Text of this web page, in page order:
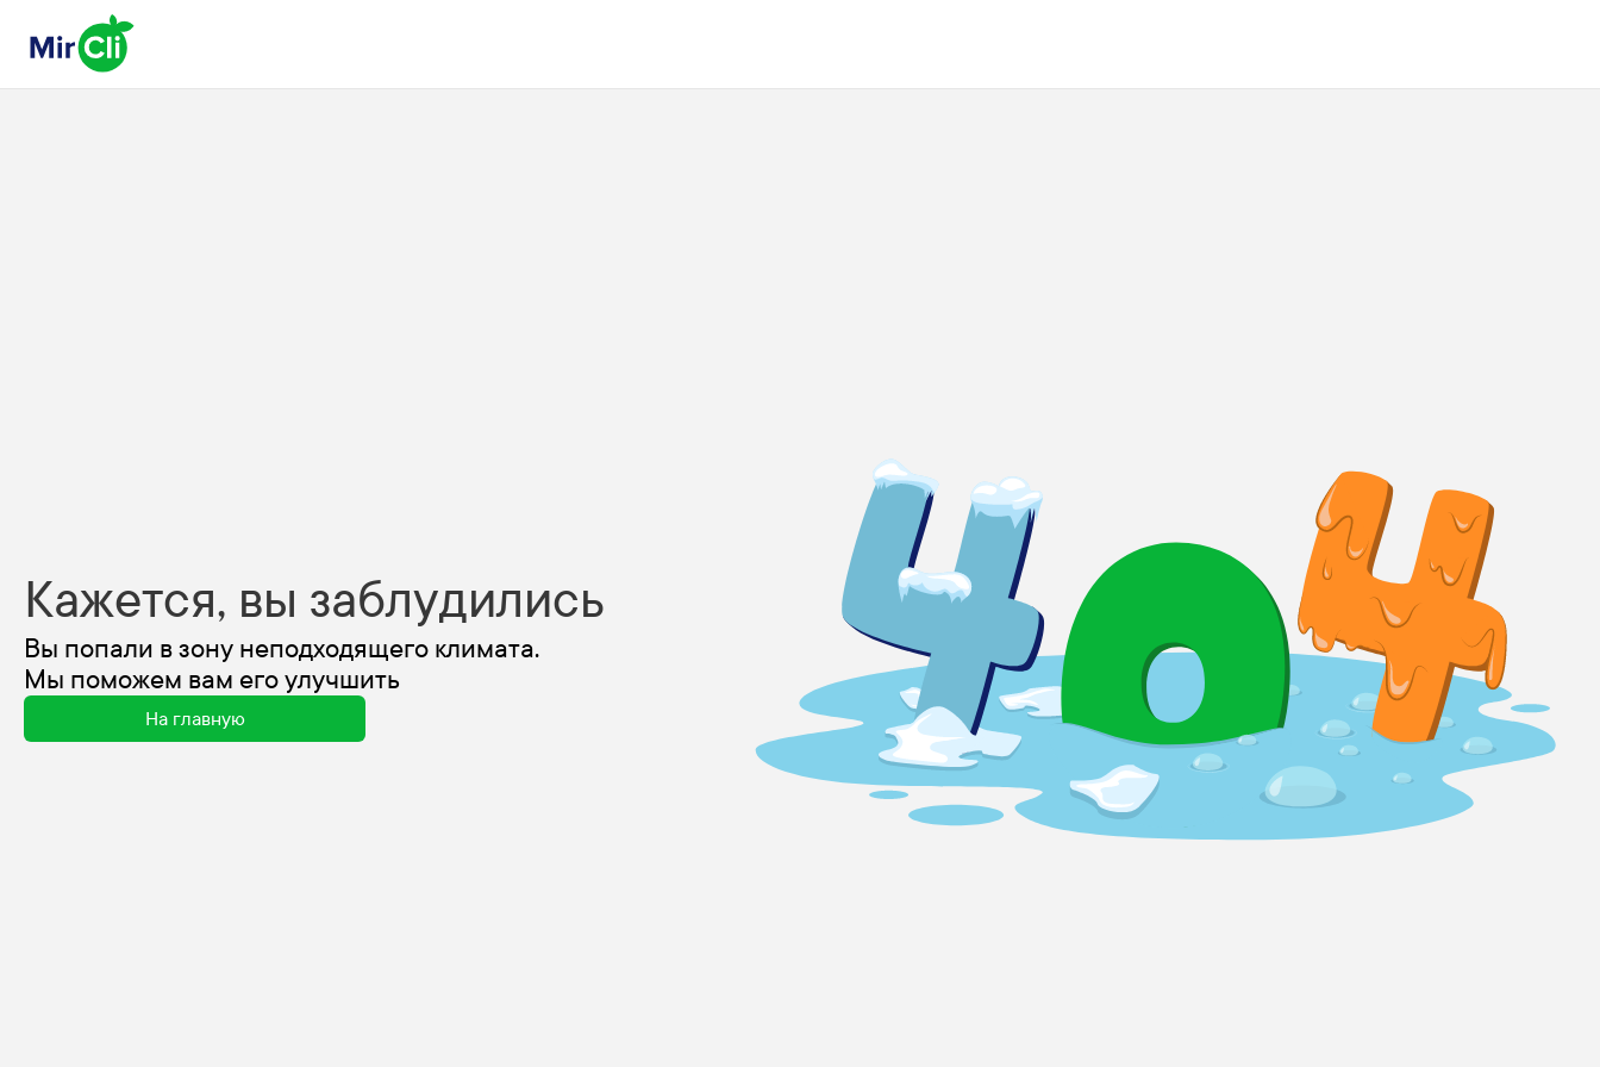
Кажется, вы заблудились
Вы попали в зону неподходящего климата.
Мы поможем вам его улучшить
На главную